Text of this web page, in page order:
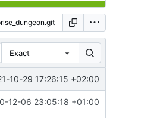
Exact
10-29 17:26:15 +02:00
12-06 23:05:18 +01:00